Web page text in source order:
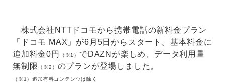
株式会社NTTドコモから携帯電話の新料金プラン
「ドコモ MAX」が6月5日からスタート。基本料金に
追加料金0円
（※1） でDAZNが楽しめ、データ利用量
無制限
（※2） のプランが登場しました。
（※1）追加有料コンテンツは除く